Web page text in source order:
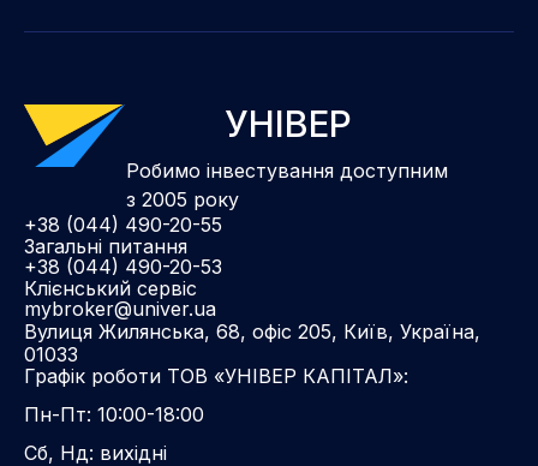
УНІВЕР
Робимо інвестування доступним
з 2005 року
+38 (044) 490-20-55
Загальні питання
+38 (044) 490-20-53
Клієнський сервіс
mybroker@univer.ua
Вулиця Жилянська, 68, офіс 205, Київ, Україна,
01033
Графік роботи ТОВ «УНІВЕР КАПІТАЛ»:
Пн-Пт: 10:00-18:00
Сб, Нд: вихідні